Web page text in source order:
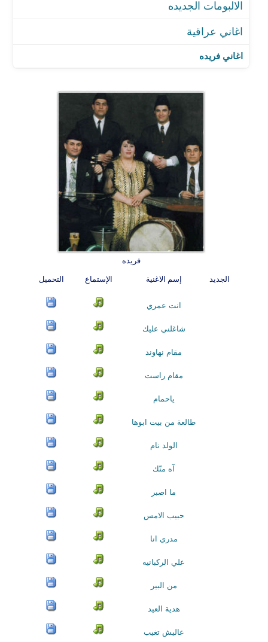
اغاني فريده
فريده
الجديد إسم الاغنية الإستماع التحميل
انت عمري
شاغلني عليك
مقام نهاوند
مقام راست
ياحمام
طالعة من بيت ابوها
الولد نام
آه منّك
ما اصبر
حبيب الامس
مدري انا
علي الركبانيه
من البير
هدية العيد
عاليش تغيب